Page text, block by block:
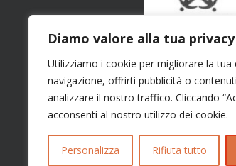
Diamo valore alla tua privacy
Utilizziamo i cookie per migliorare la tua
navigazione, offrirti pubblicità o
analizzare il nostro traffico. Cliccando
acconsenti al nostro utilizzo dei cookie.
Personalizza Rifiuta tutto